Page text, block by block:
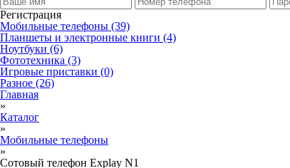
Регистрация
Мобильные телефоны (39)
Планшеты и электронные книги (4)
Ноутбуки (6)
Фототехника (3)
Игровые приставки (0)
Разное (26)
Главная
»
Каталог
»
Мобильные телефоны
»
Сотовый телефон Explay N1